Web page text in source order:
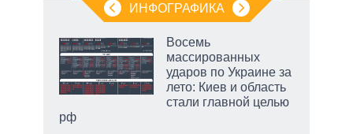
ИНФОГРАФИКА
Восемь
массированных
ударов по Украине за
лето: Киев и область
стали главной целью
рф